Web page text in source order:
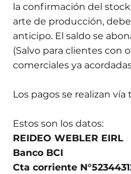
la confirmación del
arte de producción,
anticipo. El saldo se
(Salvo para clientes con
comerciales ya
Los pagos se realizan
Estos son los datos:
REIDEO WEBLER EIRL
Banco BCI
Cta corriente